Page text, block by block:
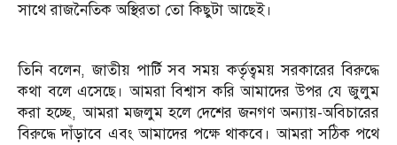
সাথে রাজনৈতিক অস্থিরতা তো কিছুটা আছেই।
তিনি বলেন, জাতীয় পার্টি সব সময় কর্তৃত্বময় সরকারের বিরুদ্ধে
কথা বলে এসেছে। আমরা বিশ্বাস করি আমাদের উপর যে জুলুম
করা হচ্ছে, আমরা মজলুম হলে দেশের জনগণ অন্যায়-অবিচারের
বিরুদ্ধে দাঁড়াবে এবং আমাদের পক্ষে থাকবে। আমরা সঠিক পথে